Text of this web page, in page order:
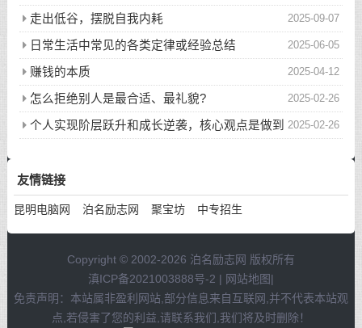
2025-09-07
走出低谷，摆脱自我内耗
2025-06-05
日常生活中常见的各类定律或经验总结
2025-04-12
赚钱的本质
2025-02-26
怎么拒绝别人是最合适、最礼貌?
2025-02-26
个人实现阶层跃升和成长逆袭，核心观点是做到
友情链接
昆明电脑网 泊名励志网 聚宝坊 中专招生
Copyright © 2002-2026 泊名励志网 版权所有
滇ICP备2021003888号-2 | 网站地图|
免责声明：本站属非盈利网站,部分信息来自互联网,并不代表本站观
点,若侵害了您的利益,请联系我们,我们将及时删除！